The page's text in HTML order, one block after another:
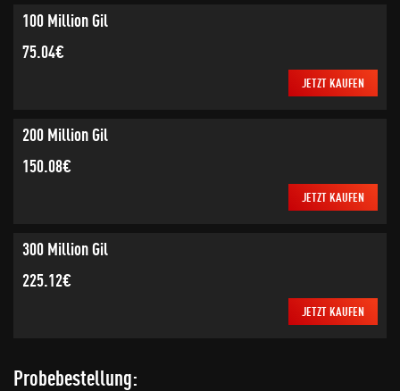
100 Million Gil
75.04€
JETZT KAUFEN
200 Million Gil
150.08€
JETZT KAUFEN
300 Million Gil
225.12€
JETZT KAUFEN
Probebestellung: